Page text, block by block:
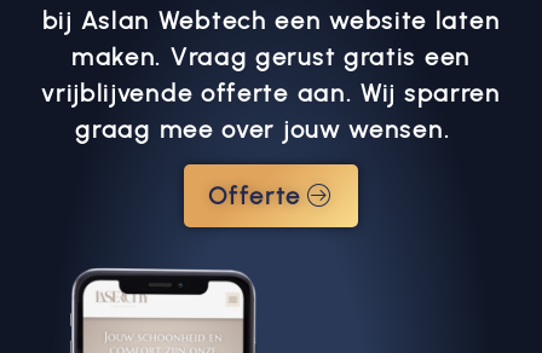
bij Aslan Webtech een website laten
maken. Vraag gerust gratis een
vrijblijvende offerte aan. Wij sparren
graag mee over jouw wensen.
Offerte